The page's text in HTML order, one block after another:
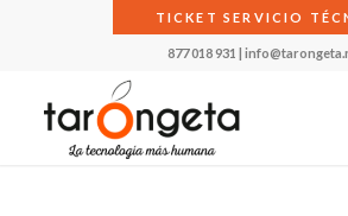
TICKET SERVICIO
877 018 931 |